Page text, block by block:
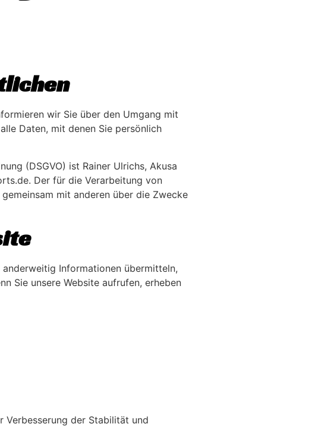
wir Sie über den Umgang mit
Daten, mit denen Sie persönlich
(DSGVO) ist Rainer Ulrichs, Akusa
Der für die Verarbeitung von
mit anderen über die Zwecke
Informationen übermitteln,
Sie unsere Website aufrufen, erheben
Verbesserung der Stabilität und